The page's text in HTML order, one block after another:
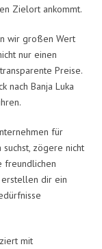
Zielort ankommt.
wir großen Wert
nur einen
Preise.
nach Banja Luka
für
suchst, zögere nicht
freundlichen
dir ein
mit